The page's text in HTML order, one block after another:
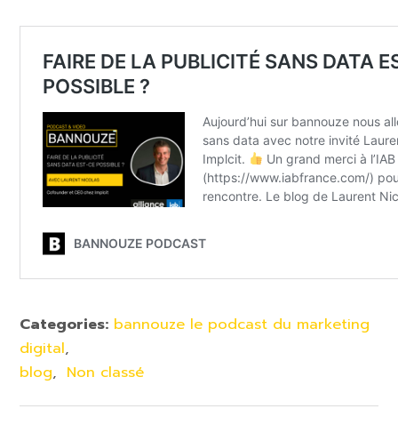
Categories: bannouze le podcast du marketing
digital,
blog, Non classé